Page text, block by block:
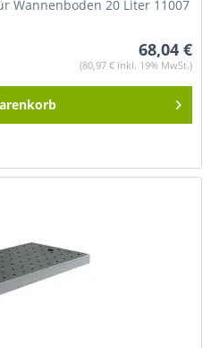
Wannenboden 20 Liter 11007
68,04 €
(80,97 € inkl. 19% MwSt.)